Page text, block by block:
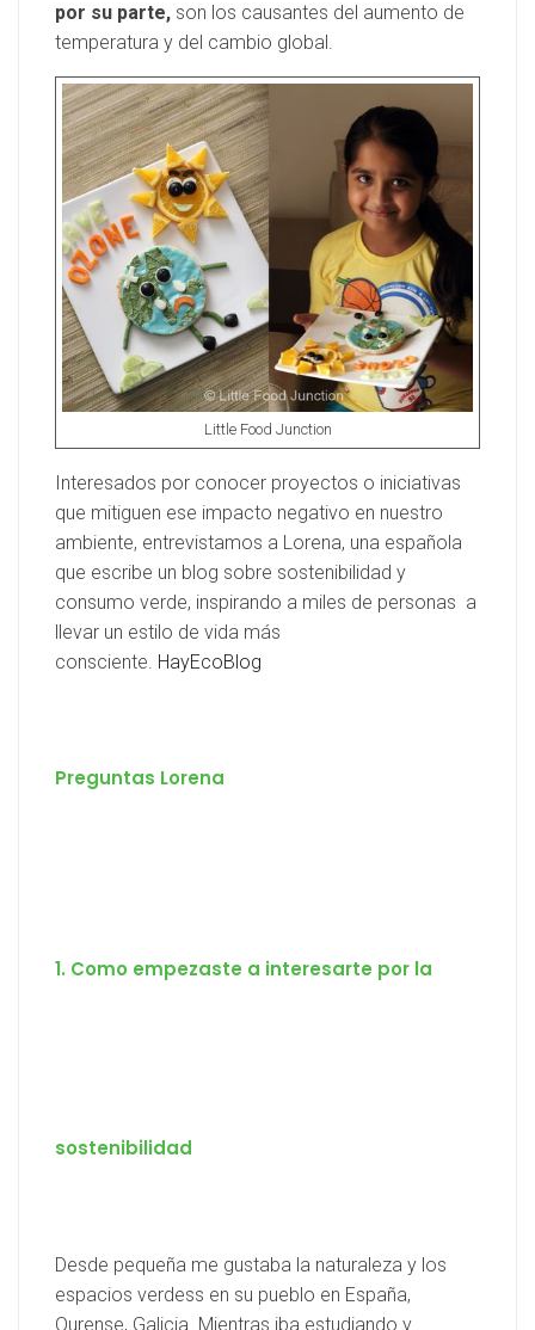
por su parte, son los causantes del aumento de
temperatura y del cambio global.
Little Food Junction
Interesados por conocer proyectos o iniciativas
que mitiguen ese impacto negativo en nuestro
ambiente, entrevistamos a Lorena, una española
que escribe un blog sobre sostenibilidad y
consumo verde, inspirando a miles de personas a
llevar un estilo de vida más
consciente. HayEcoBlog
Preguntas Lorena
1. Como empezaste a interesarte por la
sostenibilidad
Desde pequeña me gustaba la naturaleza y los
espacios verdess en su pueblo en España,
Ourense, Galicia. Mientras iba estudiando y